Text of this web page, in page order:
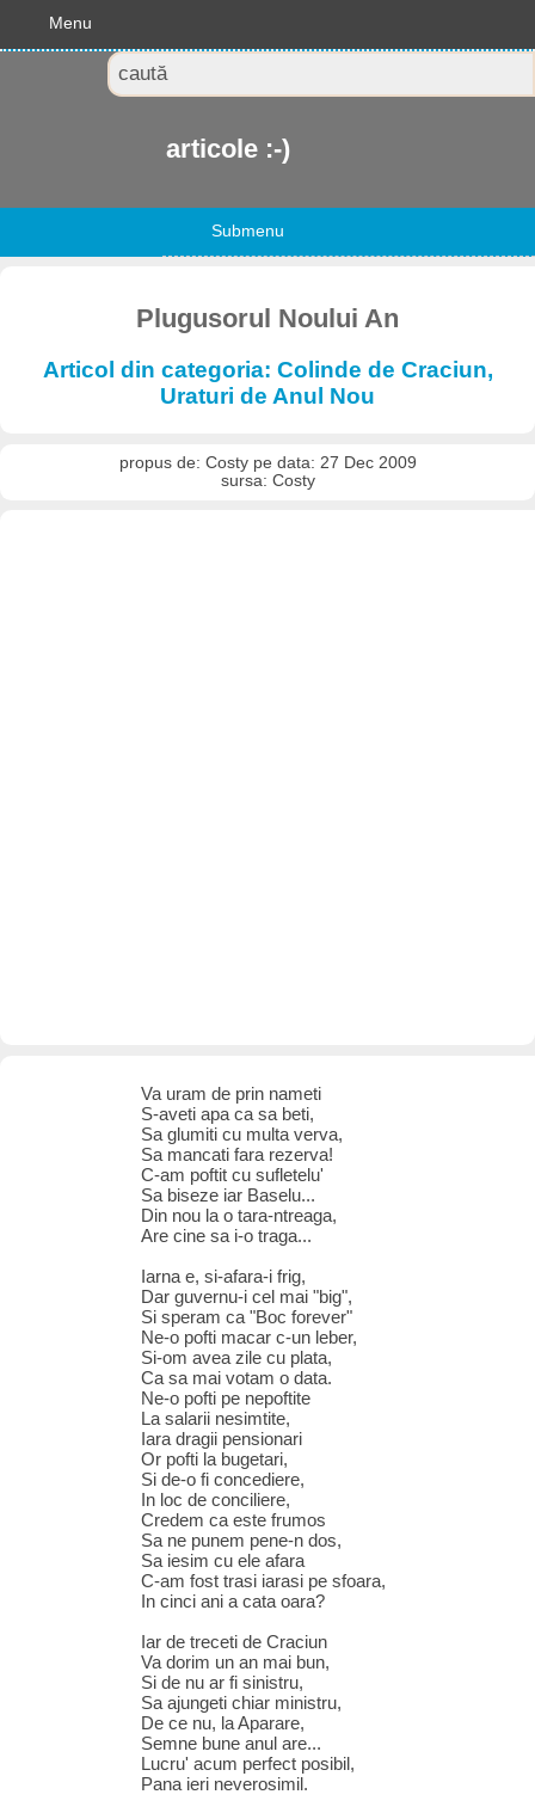
Menu
articole :-)
Submenu
Plugusorul Noului An
Articol din categoria: Colinde de Craciun,
Uraturi de Anul Nou
propus de: Costy pe data: 27 Dec 2009
sursa: Costy
Va uram de prin nameti
S-aveti apa ca sa beti,
Sa glumiti cu multa verva,
Sa mancati fara rezerva!
C-am poftit cu sufletelu'
Sa biseze iar Baselu...
Din nou la o tara-ntreaga,
Are cine sa i-o traga...
Iarna e, si-afara-i frig,
Dar guvernu-i cel mai "big",
Si speram ca "Boc forever"
Ne-o pofti macar c-un leber,
Si-om avea zile cu plata,
Ca sa mai votam o data.
Ne-o pofti pe nepoftite
La salarii nesimtite,
Iara dragii pensionari
Or pofti la bugetari,
Si de-o fi concediere,
In loc de conciliere,
Credem ca este frumos
Sa ne punem pene-n dos,
Sa iesim cu ele afara
C-am fost trasi iarasi pe sfoara,
In cinci ani a cata oara?
Iar de treceti de Craciun
Va dorim un an mai bun,
Si de nu ar fi sinistru,
Sa ajungeti chiar ministru,
De ce nu, la Aparare,
Semne bune anul are...
Lucru' acum perfect posibil,
Pana ieri neverosimil.